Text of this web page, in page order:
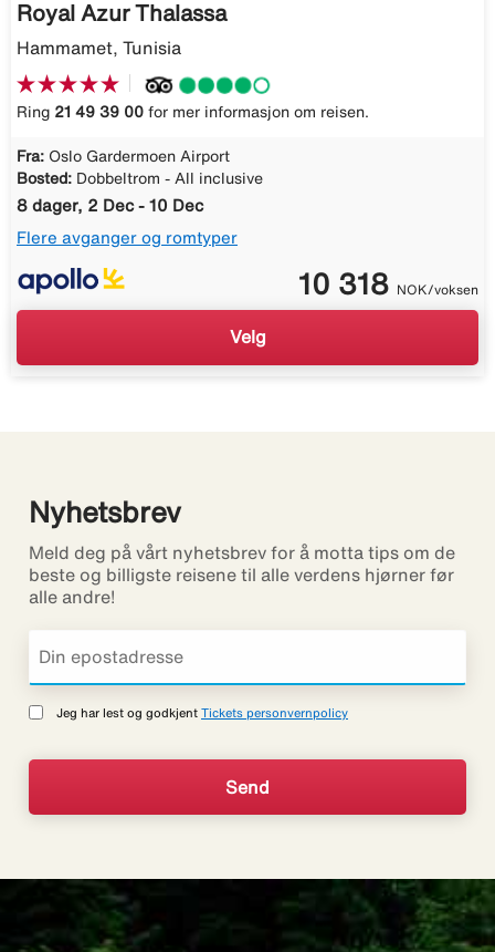
Royal Azur Thalassa
Hammamet, Tunisia
Ring 21 49 39 00 for mer informasjon om reisen.
Fra: Oslo Gardermoen Airport
Bosted: Dobbeltrom - All inclusive
8 dager, 2 Dec - 10 Dec
Flere avganger og romtyper
10 318 NOK/voksen
Velg
Nyhetsbrev
Meld deg på vårt nyhetsbrev for å motta tips om de
beste og billigste reisene til alle verdens hjørner før
alle andre!
Jeg har lest og godkjent Tickets personvernpolicy